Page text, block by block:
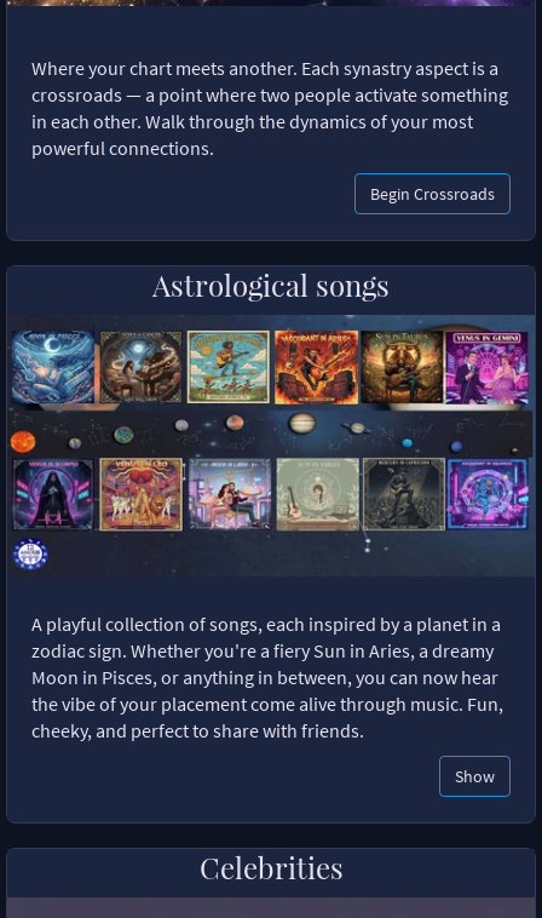
Where your chart meets another. Each synastry aspect is a
crossroads — a point where two people activate something
in each other. Walk through the dynamics of your most
powerful connections.
Begin Crossroads
Astrological songs
A playful collection of songs, each inspired by a planet in a
zodiac sign. Whether you're a fiery Sun in Aries, a dreamy
Moon in Pisces, or anything in between, you can now hear
the vibe of your placement come alive through music. Fun,
cheeky, and perfect to share with friends.
Show
Celebrities